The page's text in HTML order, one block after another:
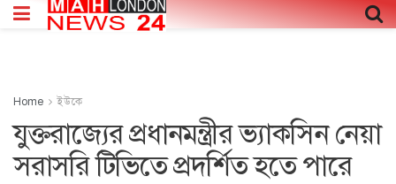
Home ইউকে
যুক্তরাজ্যের প্রধানমন্ত্রীর ভ্যাকসিন নেয়া
সরাসরি টিভিতে প্রদর্শিত হতে পারে